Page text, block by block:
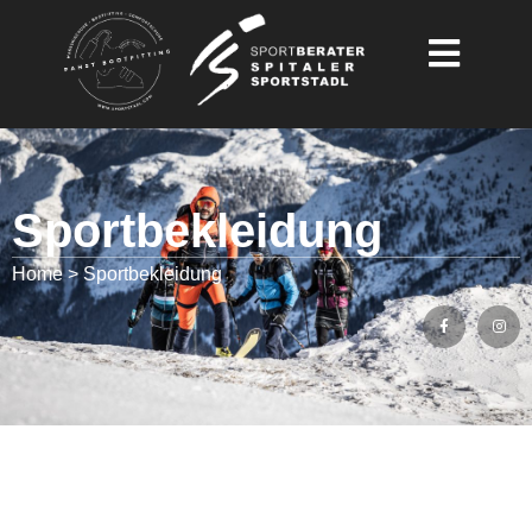
Sportbekleidung
Home > Sportbekleidung